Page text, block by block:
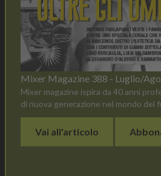
Mixer Magazine 388 - Luglio/
Mixer magazine ispira da 40 anni
di nuova generazione nel mondo del
Vai all'articolo